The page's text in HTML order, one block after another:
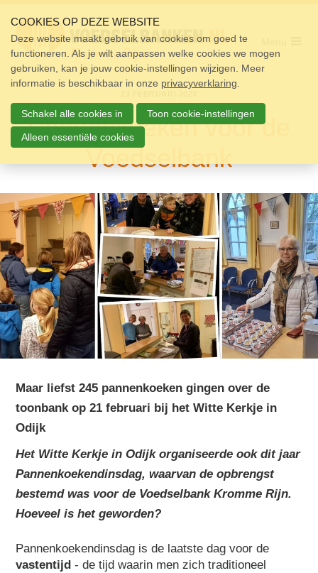
links
over
Spring
naar
de
Spring
naar
de
inhoud
Pannenkoeken voor de
Voedselbank
Maar liefst 245 pannenkoeken gingen over de
toonbank op 21 februari bij het Witte Kerkje in
Odijk
Het Witte Kerkje in Odijk organiseerde ook dit jaar
Pannenkoekendinsdag, waarvan de opbrengst
bestemd was voor de Voedselbank Kromme Rijn.
Hoeveel is het geworden?
Pannenkoekendinsdag is de laatste dag voor de
vastentijd - de tijd waarin men zich traditioneel
Home
Pakket
Doneren
Vrijwilligers
Doneer
Contact
Zoek
COOKIES OP DEZE WEBSITE
Deze website maakt gebruik van cookies om goed te
functioneren. Als je wilt aanpassen welke cookies we mogen
gebruiken, kan je jouw cookie-instellingen wijzigen. Meer
informatie is beschikbaar in onze privacyverklaring
Schakel alle cookies in Toon cookie-instellingen
Alleen essentiële cookies